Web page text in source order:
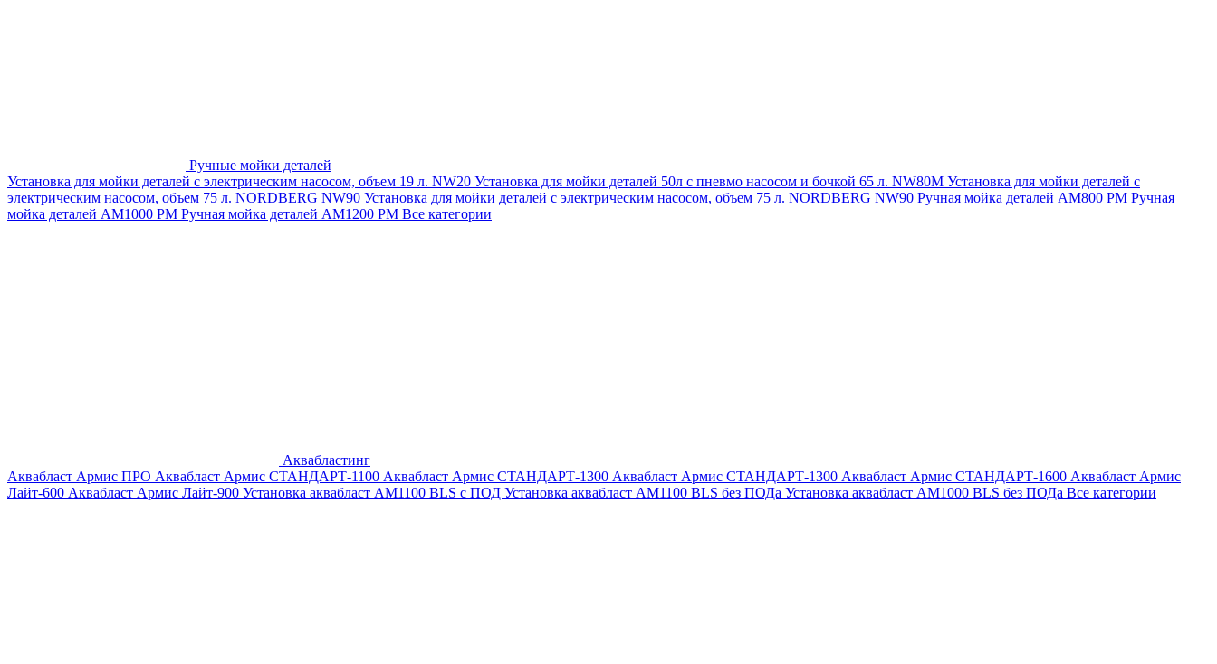
Ручные мойки деталей
Установка для мойки деталей с электрическим насосом, объем 19 л. NW20 Установка для мойки деталей 50л с пневмо насосом и бочкой 65 л. NW80M Установка для мойки деталей с
электрическим насосом, объем 75 л. NORDBERG NW90 Установка для мойки деталей с электрическим насосом, объем 75 л. NORDBERG NW90 Ручная мойка деталей АМ800 РМ Ручная
мойка деталей АМ1000 РМ Ручная мойка деталей АМ1200 РМ Все категории
Аквабластинг
Аквабласт Армис ПРО Аквабласт Армис СТАНДАРТ-1100 Аквабласт Армис СТАНДАРТ-1300 Аквабласт Армис СТАНДАРТ-1300 Аквабласт Армис СТАНДАРТ-1600 Аквабласт Армис
Лайт-600 Аквабласт Армис Лайт-900 Установка аквабласт AM1100 BLS с ПОД Установка аквабласт AM1100 BLS без ПОДа Установка аквабласт AM1000 BLS без ПОДа Все категории